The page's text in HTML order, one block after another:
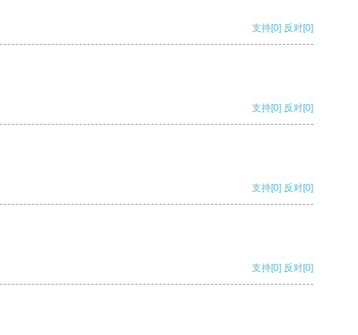
支持[0] 反对[0]
支持[0] 反对[0]
支持[0] 反对[0]
支持[0] 反对[0]